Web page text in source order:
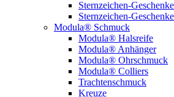
Sternzeichen-
Sternzeichen-
Modula® Schmuck
Modula® Halsreife
Modula® Anhänger
Modula® Ohrschmuck
Modula® Colliers
Trachtenschmuck
Kreuze